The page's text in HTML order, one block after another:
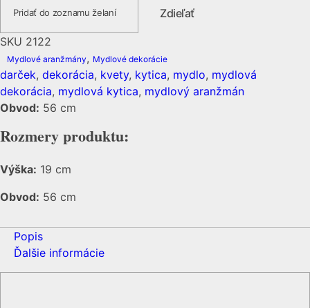
Pridať do zoznamu želaní Zdieľať
SKU 2122
Mydlové aranžmány, Mydlové dekorácie
darček, dekorácia, kvety, kytica, mydlo, mydlová
dekorácia, mydlová kytica, mydlový aranžmán
Obvod: 56 cm
Rozmery produktu:
Výška: 19 cm
Obvod: 56 cm
Popis
Ďalšie informácie